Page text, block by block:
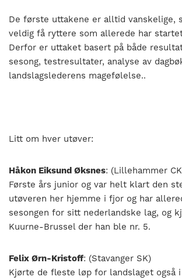
De første uttakene er alltid vanskelige,
veldig få ryttere som allerede har
Derfor er uttaket basert på både
sesong, testresultater, analyse av
landslagslederens magefølelse..
Litt om hver utøver:
Håkon Eiksund Øksnes: (Lillehammer
Første års junior og var helt klart den
utøveren her hjemme i fjor og har
sesongen for sitt nederlandske lag, og
Kuurne-Brussel der han ble nr. 5.
Felix Ørn-Kristoff: (Stavanger SK)
Kjørte de fleste løp for landslaget også